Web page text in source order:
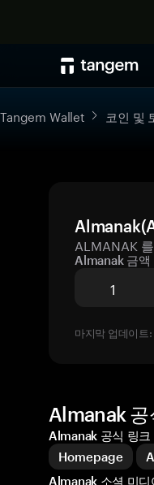
Tangem Wallet 코인 및
ALMANAK
Almanak 금액
마지막 업데이
Almanak 공
Almanak 공식 링크
Homepage
Almanak 소셜 미디